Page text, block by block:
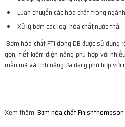
Luân chuyển các hóa chất trong
Xử lý bơm các loại hóa chất,nước thải
Bơm hóa chất FTI dòng DB được sử dụng
gọn, tiết kiệm điện năng phù hợp với
mẫu mã và tính năng đa dạng phù hợp với
Xem thêm:Bơm hóa chất Finishthompson